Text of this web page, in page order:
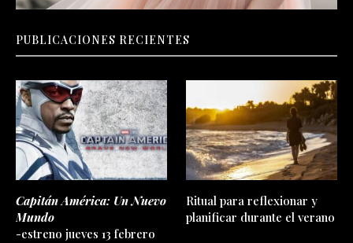
PUBLICACIONES RECIENTES
Capitán América: Un Nuevo
Mundo
-estreno jueves 13 febrero
Ritual para reflexionar y
planificar durante el verano